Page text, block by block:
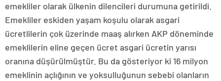
emekliler olarak ülkenin dilencileri durumuna getirildi.
Emekliler eskiden yaşam koşulu olarak asgari
ücretlilerin çok üzerinde maaş alırken AKP döneminde
emeklilerin eline geçen ücret asgari ücretin yarısı
oranına düşürülmüştür. Bu da gösteriyor ki 16 milyon
emeklinin açlığının ve yoksulluğunun sebebi olanların